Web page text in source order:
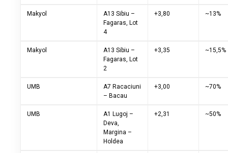
Makyol
A13 Sibiu –
Fagaras, Lot
4
+3,80 ~13%
Makyol
A13 Sibiu –
Fagaras, Lot
2
+3,35 ~15,5%
UMB
A7 Racaciuni
– Bacau
+3,00 ~70%
UMB
A1 Lugoj –
Deva,
Margina –
Holdea
+2,31 ~50%